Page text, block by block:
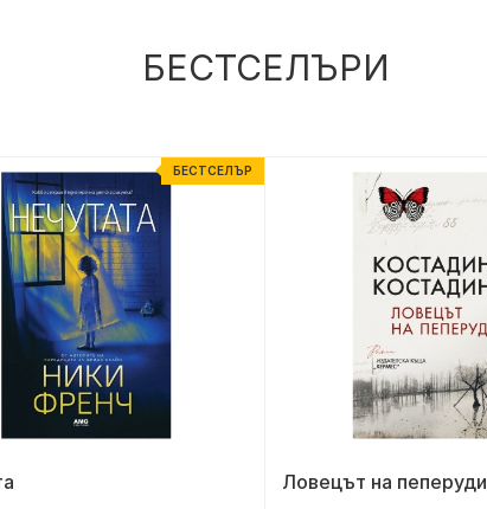
БЕСТСЕЛЪРИ
БЕСТСЕЛЪР
Ловецът на пеперуди